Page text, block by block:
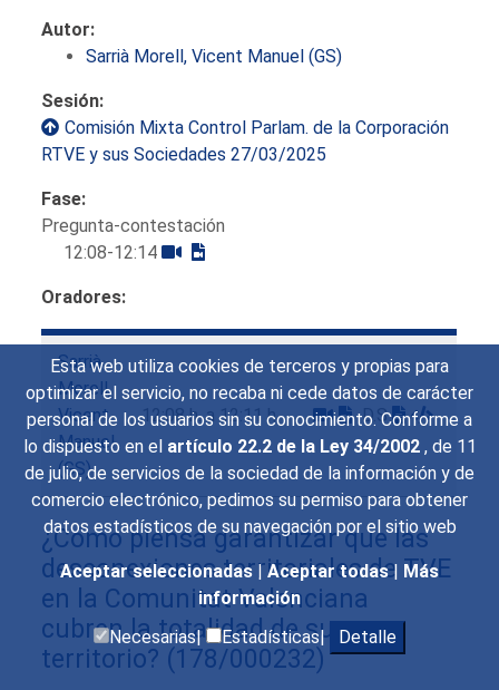
Esta web utiliza cookies de terceros y propias para
optimizar el servicio, no recaba ni cede datos de carácter
personal de los usuarios sin su conocimiento. Conforme a
lo dispuesto en el artículo 22.2 de la Ley 34/2002 , de 11
de julio, de servicios de la sociedad de la información y de
comercio electrónico, pedimos su permiso para obtener
datos estadísticos de su navegación por el sitio web
Aceptar seleccionadas|Aceptar todas| Más
información
Necesarias|
Estadísticas| Detalle
Autor:
Sarrià Morell, Vicent Manuel (GS)
Sesión:
Comisión Mixta Control Parlam. de la Corporación
RTVE y sus Sociedades 27/03/2025
Fase:
Pregunta-contestación
12:08-12:14
Oradores:
Sarrià
Morell,
Vicent
Manuel
(GS)
12:08 h. a 12:11 h. D.S
¿Cómo piensa garantizar que las
desconexiones territoriales de TVE
en la Comunitat Valenciana
cubren la totalidad de su
territorio? (178/000232)